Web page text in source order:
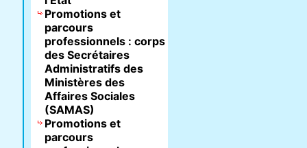
Promotions et
parcours
professionnels : corps
des Secrétaires
Administratifs des
Ministères des
Affaires Sociales
(SAMAS)
Promotions et
parcours